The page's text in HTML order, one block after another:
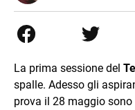
di trasformare la
da lì non mi sono
mente.
La prima sessione del
spalle. Adesso gli
prova il 28 maggio sono